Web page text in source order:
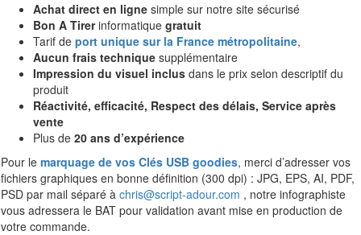
Achat direct en ligne simple sur notre site sécurisé
Bon A Tirerinformatique gratuit
Tarif de port unique sur la France métropolitaine,
Aucun frais technique supplémentaire
Impression du visuel inclus dans le prix selon descriptif du
produit
Réactivité, efficacité, Respect des délais, Service après
vente
Plus de 20 ans d’expérience
Pour le marquage de vos Clés USB goodies, merci d’adresser vos
fichiers graphiques en bonne définition (300 dpi) : JPG, EPS, AI, PDF,
PSD par mail séparé à chris@script-adour.com , notre infographiste
vous adressera le BAT pour validation avant mise en production de
votre commande.